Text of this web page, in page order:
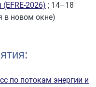
2026) ; 14–18
в новом окне)
по потокам энергии и